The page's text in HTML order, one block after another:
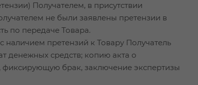
Получателем, в присутствии
не были заявлены претензии в
по передаче Товара.
наличием претензий к Товару Получатель
денежных средств; копию акта о
фиксирующую брак, заключение экспертизы